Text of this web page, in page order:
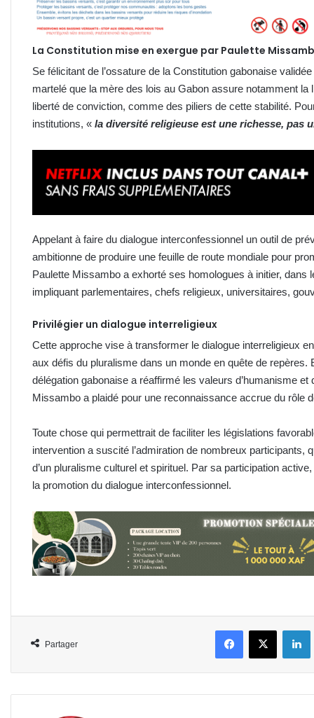
La Constitution mise en exergue par Paulette
Se félicitant de l’ossature de la Constitution gabonaise
martelé que la mère des lois au Gabon assure notamment
liberté de conviction, comme des piliers de cette stabilité.
institutions, « la diversité religieuse est une richesse, pas
Appelant à faire du dialogue interconfessionnel un outil de
ambitionne de produire une feuille de route mondiale pour
Paulette Missambo a exhorté ses homologues à initier,
impliquant parlementaires, chefs religieux, universitaires,
Privilégier un dialogue interreligieux
Cette approche vise à transformer le dialogue interreligieux
aux défis du pluralisme dans un monde en quête de repères.
délégation gabonaise a réaffirmé les valeurs d’humanisme
Missambo a plaidé pour une reconnaissance accrue du rôle
Toute chose qui permettrait de faciliter les législations
intervention a suscité l’admiration de nombreux participants,
d’un pluralisme culturel et spirituel. Par sa participation
la promotion du dialogue interconfessionnel.
Partager
FacebookX